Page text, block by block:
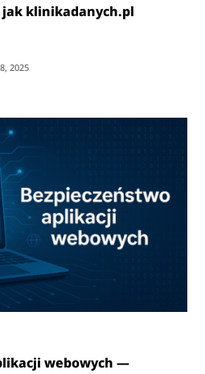
klinikadanych.pl
2025
webowych —